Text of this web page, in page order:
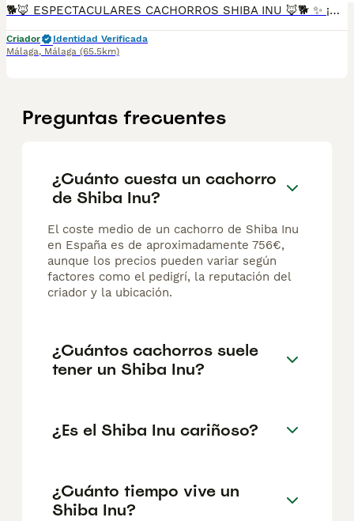
🐕🦊 ESPECTACULARES CACHORROS SHIBA INU 🦊🐕 ✨ ¡Disponibles para encontrar su familia ideal! ✨ 📅 2 meses de edad 💉 Primera vacuna administrada 🦠 Desparasitados interna y externamente 📖 Cartilla sanitaria al día ✅ Garantía vírica ✅ Garantía congénita 🐾 Criados en un entorno familiar, con mucho cariño y socialización. 🧡 Carácter inteligente, leal e independiente. 🎾 Muy juguetones y activos. 🏡 Ideales para familias que buscan un compañero único y lleno de personalidad. 🌟 El Shiba Inu destaca por su belleza, inteligencia y carácter noble, siendo una de las razas más apreciadas del mundo. 📸 Puedes solicitar fotos, vídeos o venir a conocerlos sin compromiso. 📞 Más información por mensaje privado o teléfono. ❤️🐕 ¡Tu nuevo mejor amigo te está esperando! 🐕❤️
Criador
Identidad Verificada
Málaga, Málaga (65.5km)
Preguntas frecuentes
¿Cuánto cuesta un cachorro
de Shiba Inu?
El coste medio de un cachorro de Shiba Inu
en España es de aproximadamente 756€,
aunque los precios pueden variar según
factores como el pedigrí, la reputación del
criador y la ubicación.
¿Cuántos cachorros suele
tener un Shiba Inu?
¿Es el Shiba Inu cariñoso?
¿Cuánto tiempo vive un
Shiba Inu?